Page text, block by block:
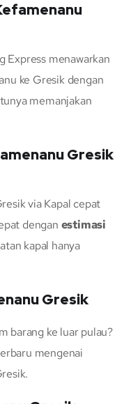
Express menawarkan
ke Gresik dengan
memanjakan
Gresik
via Kapal cepat
dengan estimasi
kapal hanya
Gresik
barang ke luar pulau?
mengenai